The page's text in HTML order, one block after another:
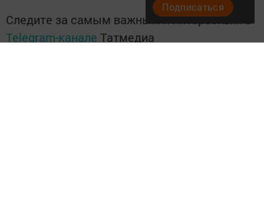
Следите за самым важным и интересным в
Telegram-канале Татмедиа
Подписаться